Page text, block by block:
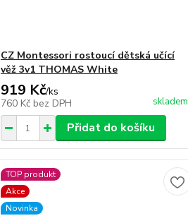
CZ Montessori rostoucí dětská učící
věž 3v1 THOMAS White
919 Kč/ks
760 Kč bez DPH skladem
Přidat do košíku
TOP produkt
Akce
Novinka